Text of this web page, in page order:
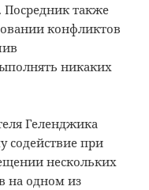
Посредник также
конфликтов
никаких
Геленджика
содействие при
нескольких
на одном из